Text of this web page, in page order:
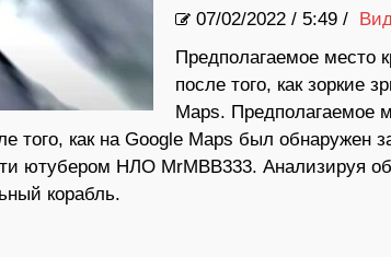
07/02/2022/ 5:49 /
Предполагаемое место
после того, как зоркие
Maps. Предполагаемое
того, как на Google Maps был обнаружен
ютубером НЛО MrMBB333. Анализируя
корабль.